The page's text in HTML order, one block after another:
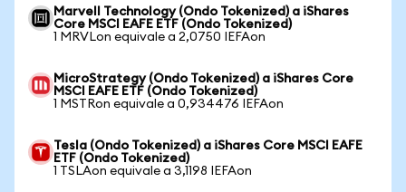
Marvell Technology (Ondo Tokenized) a iShares
Core MSCI EAFE ETF (Ondo Tokenized)
1 MRVLon equivale a 2,0750 IEFAon
MicroStrategy (Ondo Tokenized) a iShares Core
MSCI EAFE ETF (Ondo Tokenized)
1 MSTRon equivale a 0,934476 IEFAon
Tesla (Ondo Tokenized) a iShares Core MSCI EAFE
ETF (Ondo Tokenized)
1 TSLAon equivale a 3,1198 IEFAon